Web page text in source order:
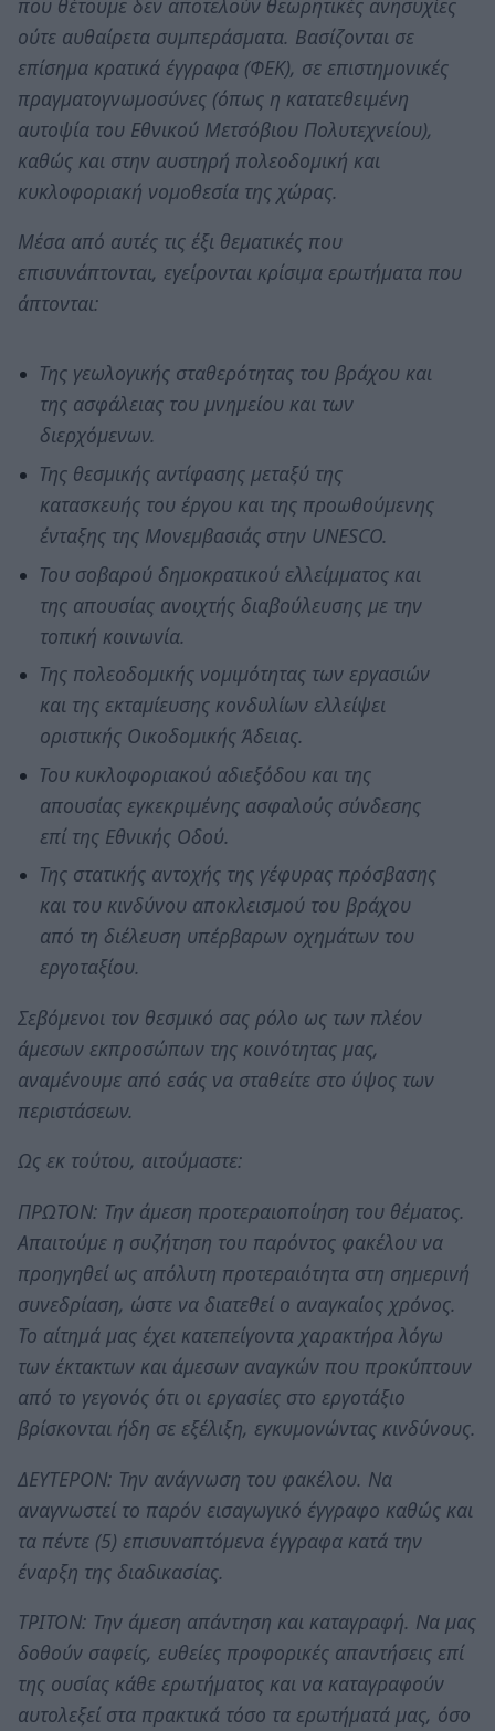
ούτε αυθαίρετα συμπεράσματα. Βασίζονται σε
επίσημα κρατικά έγγραφα (ΦΕΚ), σε επιστημονικές
πραγματογνωμοσύνες (όπως η κατατεθειμένη
αυτοψία του Εθνικού Μετσόβιου Πολυτεχνείου),
καθώς και στην αυστηρή πολεοδομική και
κυκλοφοριακή νομοθεσία της χώρας.
Μέσα από αυτές τις έξι θεματικές που
επισυνάπτονται, εγείρονται κρίσιμα ερωτήματα που
άπτονται:
Της γεωλογικής σταθερότητας του βράχου και
της ασφάλειας του μνημείου και των
διερχόμενων.
Της θεσμικής αντίφασης μεταξύ της
κατασκευής του έργου και της προωθούμενης
ένταξης της Μονεμβασιάς στην UNESCO.
Του σοβαρού δημοκρατικού ελλείμματος και
της απουσίας ανοιχτής διαβούλευσης με την
τοπική κοινωνία.
Της πολεοδομικής νομιμότητας των εργασιών
και της εκταμίευσης κονδυλίων ελλείψει
οριστικής Οικοδομικής Άδειας.
Του κυκλοφοριακού αδιεξόδου και της
απουσίας εγκεκριμένης ασφαλούς σύνδεσης
επί της Εθνικής Οδού.
Της στατικής αντοχής της γέφυρας πρόσβασης
και του κινδύνου αποκλεισμού του βράχου
από τη διέλευση υπέρβαρων οχημάτων του
εργοταξίου.
Σεβόμενοι τον θεσμικό σας ρόλο ως των πλέον
άμεσων εκπροσώπων της κοινότητας μας,
αναμένουμε από εσάς να σταθείτε στο ύψος των
περιστάσεων.
Ως εκ τούτου, αιτούμαστε:
ΠΡΩΤΟΝ: Την άμεση προτεραιοποίηση του θέματος.
Απαιτούμε η συζήτηση του παρόντος φακέλου να
προηγηθεί ως απόλυτη προτεραιότητα στη σημερινή
συνεδρίαση, ώστε να διατεθεί ο αναγκαίος χρόνος.
Το αίτημά μας έχει κατεπείγοντα χαρακτήρα λόγω
των έκτακτων και άμεσων αναγκών που προκύπτουν
από το γεγονός ότι οι εργασίες στο εργοτάξιο
βρίσκονται ήδη σε εξέλιξη, εγκυμονώντας κινδύνους.
ΔΕΥΤΕΡΟΝ: Την ανάγνωση του φακέλου. Να
αναγνωστεί το παρόν εισαγωγικό έγγραφο καθώς και
τα πέντε (5) επισυναπτόμενα έγγραφα κατά την
έναρξη της διαδικασίας.
ΤΡΙΤΟΝ: Την άμεση απάντηση και καταγραφή. Να μας
δοθούν σαφείς, ευθείες προφορικές απαντήσεις επί
της ουσίας κάθε ερωτήματος και να καταγραφούν
αυτολεξεί στα πρακτικά τόσο τα ερωτήματά μας, όσο